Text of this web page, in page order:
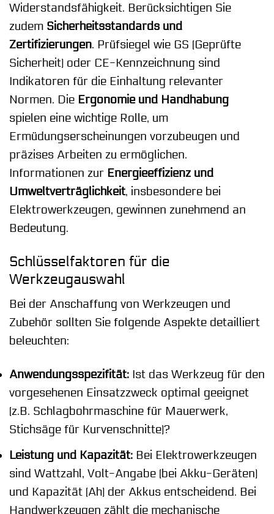
Widerstandsfähigkeit. Berücksichtigen Sie
zudem Sicherheitsstandards und
Zertifizierungen. Prüfsiegel wie GS (Geprüfte
Sicherheit) oder CE-Kennzeichnung sind
Indikatoren für die Einhaltung relevanter
Normen. Die Ergonomie und Handhabung
spielen eine wichtige Rolle, um
Ermüdungserscheinungen vorzubeugen und
präzises Arbeiten zu ermöglichen.
Informationen zur Energieeffizienz und
Umweltverträglichkeit, insbesondere bei
Elektrowerkzeugen, gewinnen zunehmend an
Bedeutung.
Schlüsselfaktoren für die
Werkzeugauswahl
Bei der Anschaffung von Werkzeugen und
Zubehör sollten Sie folgende Aspekte detailliert
beleuchten:
Anwendungsspezifität: Ist das Werkzeug für den
vorgesehenen Einsatzzweck optimal geeignet
(z.B. Schlagbohrmaschine für Mauerwerk,
Stichsäge für Kurvenschnitte)?
Leistung und Kapazität: Bei Elektrowerkzeugen
sind Wattzahl, Volt-Angabe (bei Akku-Geräten)
und Kapazität (Ah) der Akkus entscheidend. Bei
Handwerkzeugen zählt die mechanische